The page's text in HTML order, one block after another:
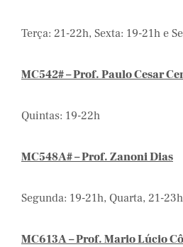
Terça: 21-22h, Sexta: 19-21h e
MC542# – Prof. Paulo Cesar
Quintas: 19-22h
MC548A# – Prof. Zanoni Dias
Segunda: 19-21h, Quarta, 21-23h
MC613A – Prof. Mario Lúcio